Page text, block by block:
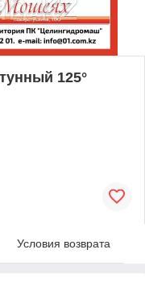
125°
Условия возврата